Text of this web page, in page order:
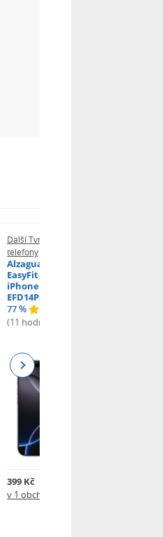
Další Tvrzená skla pro mobilní
telefony
Alzaguard 2.5D Glass
EasyFit DustFree pro
iPhone 16 Pro / 17 AGD-
EFD14P3
77 %
(11 hodnocení)
399 Kč
v 1 obchodě
Next